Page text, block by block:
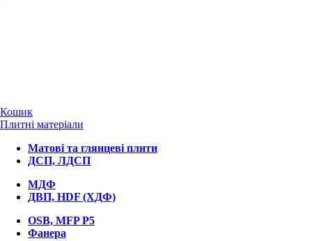
Кошик
Плитні матеріали
Матові та глянцеві плити
ДСП, ЛДСП
МДФ
ДВП, HDF (ХДФ)
OSB, MFP P5
Фанера